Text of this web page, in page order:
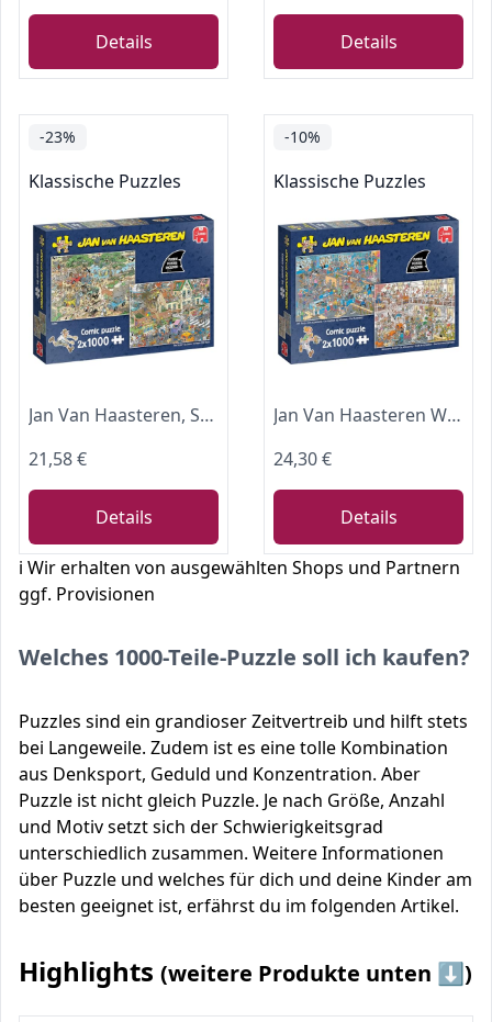
Details Details
-23%
Klassische Puzzles
Jan Van Haasteren, Safari & Sturm - 2 x 1000 Teile Puzzle für Erwachsene
21,58 €
Details
-10%
Klassische Puzzles
Jan Van Haasteren Wie man Nicht bastelt - 2x1000 Teile Puzzle
24,30 €
Details
ℹ️ Wir erhalten von ausgewählten Shops und Partnern
ggf. Provisionen
Welches 1000-Teile-Puzzle soll ich kaufen?
Puzzles sind ein grandioser Zeitvertreib und hilft stets
bei Langeweile. Zudem ist es eine tolle Kombination
aus Denksport, Geduld und Konzentration. Aber
Puzzle ist nicht gleich Puzzle. Je nach Größe, Anzahl
und Motiv setzt sich der Schwierigkeitsgrad
unterschiedlich zusammen. Weitere Informationen
über Puzzle und welches für dich und deine Kinder am
besten geeignet ist, erfährst du im folgenden Artikel.
Highlights (weitere Produkte unten ⬇️)